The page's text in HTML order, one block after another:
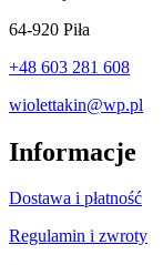
64-920 Piła
+48 603 281 608
wiolettakin@wp.pl
Informacje
Dostawa i płatność
Regulamin i zwroty